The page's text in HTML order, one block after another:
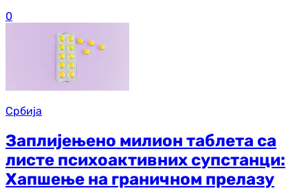
0
Србија
Заплијењено милион таблета са
листе психоактивних супстанци:
Хапшење на граничном прелазу